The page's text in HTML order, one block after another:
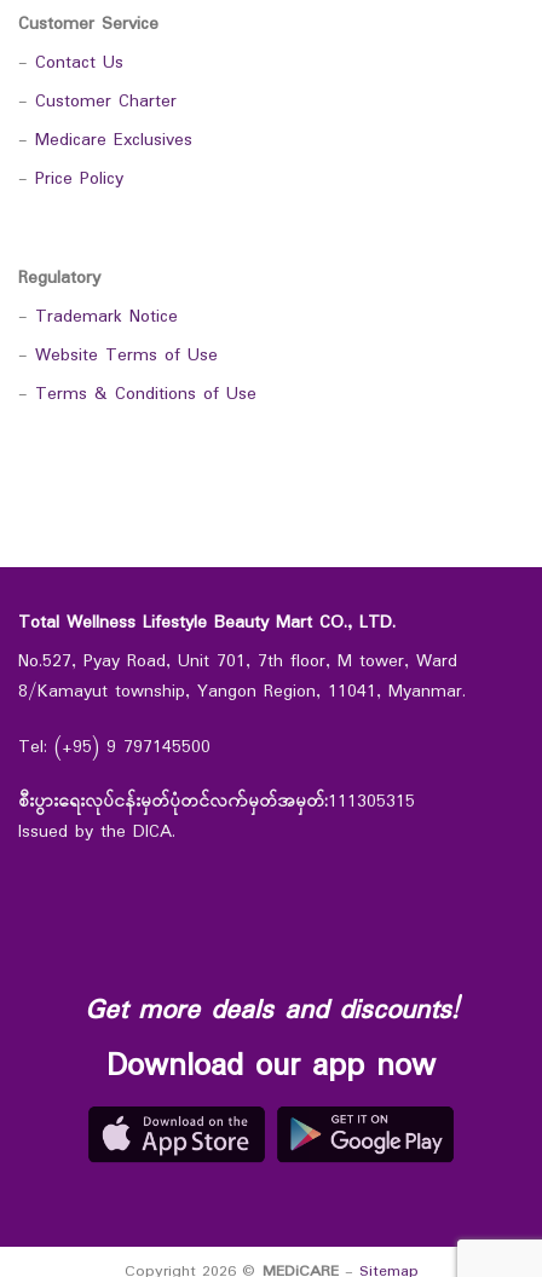
Customer Service
- Contact Us
- Customer Charter
- Medicare Exclusives
- Price Policy
Regulatory
- Trademark Notice
- Website Terms of Use
- Terms & Conditions of Use
Total Wellness Lifestyle Beauty Mart CO., LTD.
No.527, Pyay Road, Unit 701, 7th floor, M tower, Ward
8/Kamayut township, Yangon Region, 11041, Myanmar.
Tel: (+95) 9 797145500
စီးပွားရေးလုပ်ငန်းမှတ်ပုံတင်လက်မှတ်အမှတ်:111305315
Issued by the DICA.
Get more deals and discounts!
Download our app now
Copyright 2026 © MEDiCARE- Sitemap